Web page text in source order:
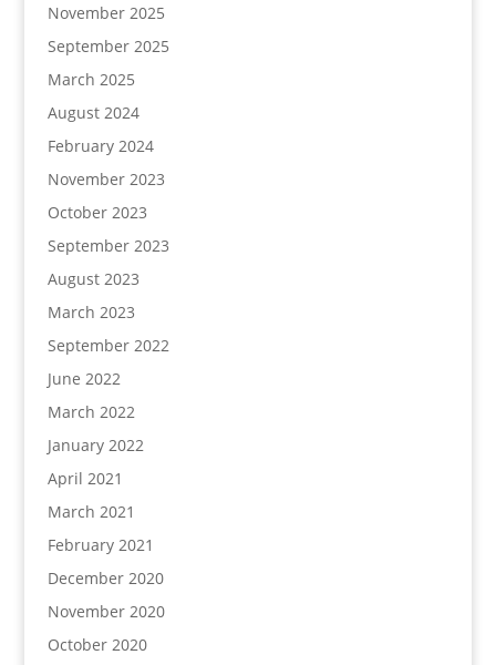
November 2025
September 2025
March 2025
August 2024
February 2024
November 2023
October 2023
September 2023
August 2023
March 2023
September 2022
June 2022
March 2022
January 2022
April 2021
March 2021
February 2021
December 2020
November 2020
October 2020